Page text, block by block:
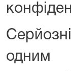
одним